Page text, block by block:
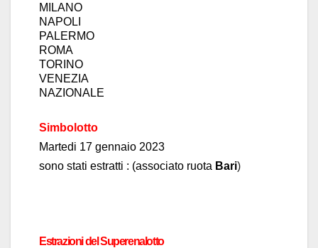
MILANO
NAPOLI
PALERMO
ROMA
TORINO
VENEZIA
NAZIONALE
Simbolotto
Martedi 17 gennaio 2023
sono stati estratti : (associato ruota Bari)
Estrazioni del Superenalotto